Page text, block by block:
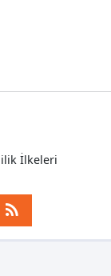
İlkeleri